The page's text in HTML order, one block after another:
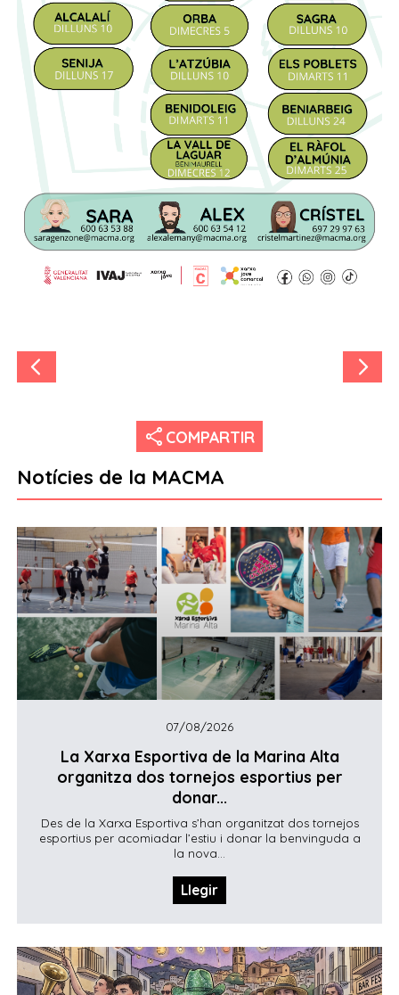
share COMPARTIR
Notícies de la MACMA
07/08/2026
La Xarxa Esportiva de la Marina Alta
organitza dos tornejos esportius per
donar...
Des de la Xarxa Esportiva s’han organitzat dos tornejos
esportius per acomiadar l’estiu i donar la benvinguda a
la nova...
Llegir